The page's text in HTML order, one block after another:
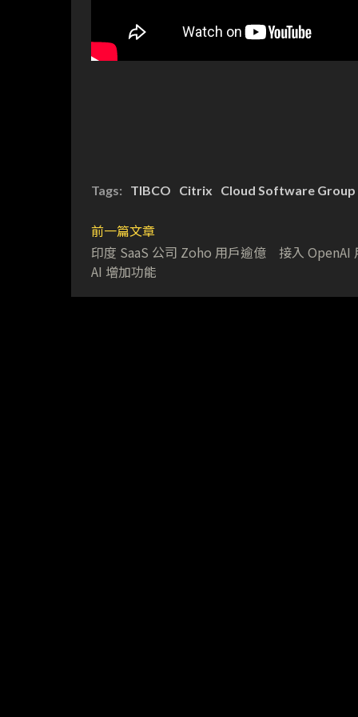
Tags: TIBCO Citrix Cloud Software Group
前一篇文章
印度 SaaS 公司 Zoho 用戶逾億 接入 OpenAI
AI 增加功能